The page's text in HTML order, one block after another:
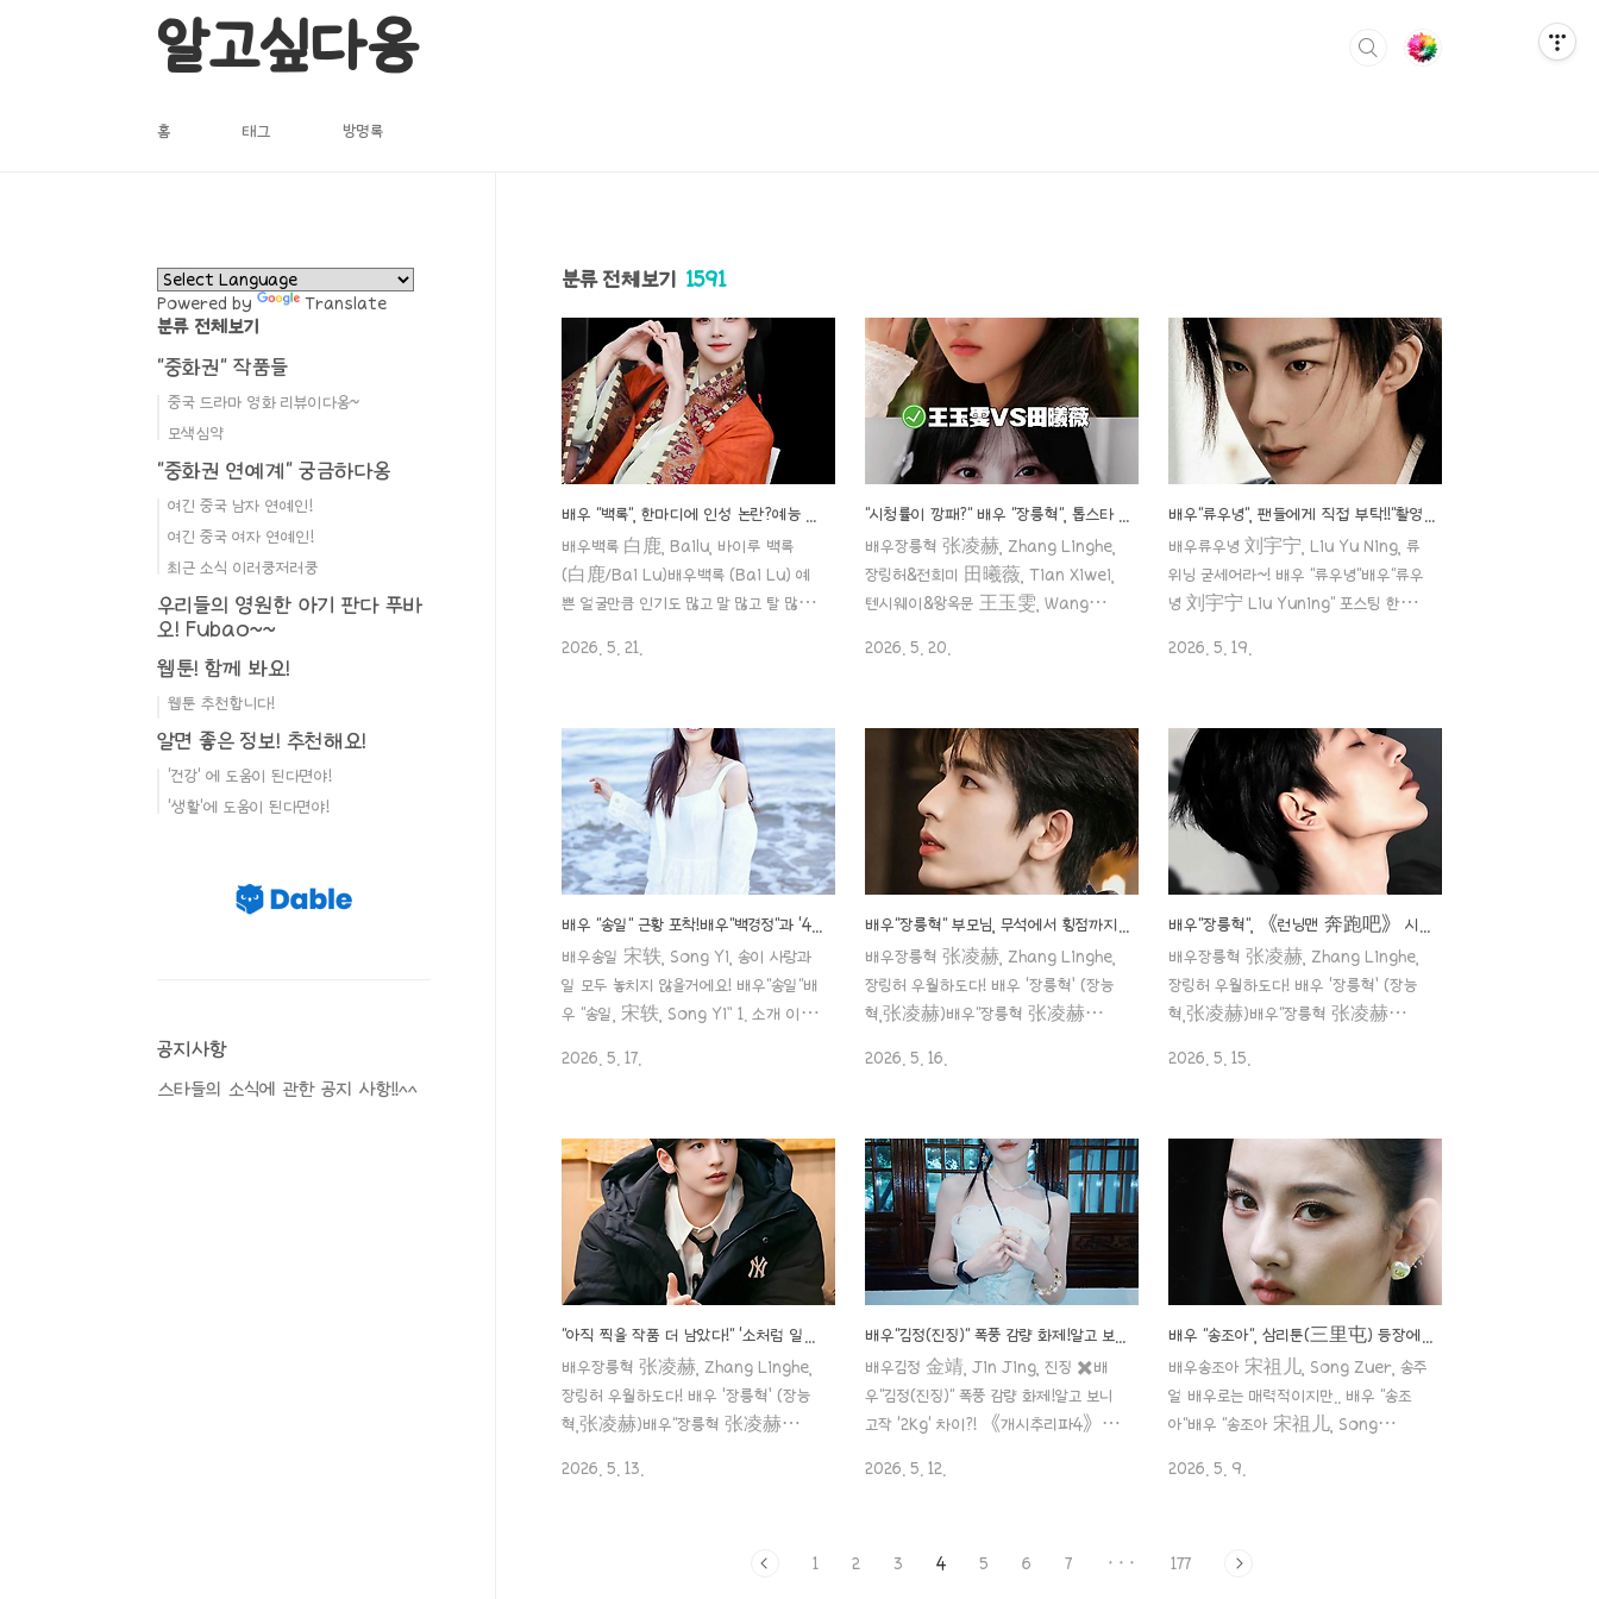
알고싶다옹
홈 태그 방명록
분류 전체보기 1591
배우백록 白鹿, Bailu, 바이루 백록
(白鹿/Bai Lu)배우백록 (Bai Lu) 예
쁜 얼굴만큼 인기도 많고 말 많고 탈 많고
팅을 시작합니다~!!우선, 기본적인 소개
"백록", 한마디에 인성 논란? 예능 태도부
터 연기·광고 이슈까지 파문 확산!! 배우
"백록", 장릉혁 배우 때문에 《축옥 : 옥
을 찾아서 逐玉》 을 거절했다고요?!뜻
밖의 주인공배우백록 白鹿, Bailu, 바
이루 백록 (白鹿/Bai Lu)배우백록
(Bai Lu) 예쁜 얼굴만큼 인기도 많고 말
많고 탈 많고 이슈가 참 많은~배우 백록
에 관한 포스팅을 시작합니다~!!우선, 기
본적인 소개부터, ..
2026. 5. 21.
배우장릉혁 张凌赫, Zhang Linghe,
장링허&전희미 田曦薇, Tian Xiwei,
텐시웨이&왕옥문 王玉雯, Wang
혁’ (장능혁,张凌赫)배우"장릉혁 张凌
었어도 ‘엄친아’라는 타이틀을 썼을텐데
말이죠..일단, 창란결에서 라이징 스타로
떴는데,열애aaa888000.com 맑음과
청순 그 어딘가쯤. 배우 "전희미"전희미
(田曦薇 , Tian xiwei) 인형처럼 예
쁜 미모에 상큼함까지 장착한 배우 "전희
미" 중드 "경경일상" 에서 순수함과 귀여
움으로 제 머릿속에 각인이 되었는데요,
그런 그녀에 대한 포스팅! 시작할
aaa888000.com 대기만성형 배
2026. 5. 20.
배우류우녕 刘宇宁, Liu Yu Ning, 류
위닝 굳세어라~! 배우 "류우녕"배우"류우
녕 刘宇宁 Liu Yuning" 포스팅 한다
안정적으로 계속 잘 올라오고 있죠?상대
aaa888000.com ✖️배우"류우녕",
팬들에게 직접 부탁!! “촬영장 따라오지
말아 주세요” 배우 "송조아", 열애설은 급
하게 부인했지만... '비밀 부계정'은 침
묵?!배우"류우녕"과의 묘한 기배우송조아
宋祖儿, Song Zuer, 송주얼& 류우녕
刘宇宁, Liu Yu Ning, 류위닝 배우로
는 매력적이지만.. 배우 "송조아"배우 "송
조아 宋祖儿, Song Zu'er" 제가 이
배우는.. 이제 은퇴한 게 아닌가..
2026. 5. 19.
배우송일 宋轶, Song Yi, 송이 사랑과
일 모두 놓치지 않을거에요! 배우"송일"배
우 “송일, 宋轶, Song Yi” 1. 소개 이름:
월 31일 / 후베이성 징먼시 별자리: 전갈
속:aaa888000.com ✖️배우 "송일"
근황 포착! 배우"백경정"과 '4년 열애'는
결국 미스터리로.. 배우"송일", 결혼 재촉
하다가 결국 결별? 배우"백경정"과의 씁
쓸한 엔딩..ㄷㄷ배우백경정 白敬亭, Bai
Jingting, 바이징팅&송일 宋轶,
Song Yi, 송이 뽀얀 피부에 퓨어한 마스
크, 배우"백경정"배우 "백경정 白敬亭"
"Bai Jingting" 세상 ..
2026. 5. 17.
배우장릉혁 张凌赫, Zhang Linghe,
장링허 우월하도다! 배우 ‘장릉혁’ (장능
혁,张凌赫)배우"장릉혁 张凌赫
타이틀 참 씁쓸하네요.열애설만 아니었
는데,열애aaa888000.com ✖️배
우"장릉혁" 부모님, 무석에서 횡점까지
200km 특송!"강소·절강·상해(江浙
沪) 스타들이 사랑받는 특별한 방식" 배
우"장릉혁", 《런닝맨 奔跑吧》 시즌
15 합류설?"한 글자로 정리된 가짜 뉴
스"배우장릉혁 张凌赫, Zhang
Linghe, 장링허 우월하도다! 배우 ‘장릉
혁’ (장능혁,张凌赫)배우"장릉혁 张凌
赫 Zhang linghe" 아.. 말을 하면서도
2026. 5. 16.
배우장릉혁 张凌赫, Zhang Linghe,
장링허 우월하도다! 배우 ‘장릉혁’ (장능
혁,张凌赫)배우"장릉혁 张凌赫
타이틀 참 씁쓸하네요.열애설만 아니었
는데,열애aaa888000.com ✖️배
우"장릉혁", 《런닝맨 奔跑吧》 시즌
15 합류설? "한 글자로 정리된 가짜 뉴스"
"아직 찍을 작품 더 남았다!" '소처럼 일하
는' 배우 "장릉혁", 꽉 찬 스케줄에 팬들
기대감 폭발!!배우장릉혁 张凌赫,
Zhang Linghe, 장링허 우월하도다! 배
우 ‘장릉혁’ (장능혁,张凌赫)배우"장릉
혁 张凌赫 Zhang linghe" 아.. 말을
하면서도 이 타이틀 참 씁쓸하네..
2026. 5. 15.
배우장릉혁 张凌赫, Zhang Linghe,
장링허 우월하도다! 배우 ‘장릉혁’ (장능
혁,张凌赫)배우"장릉혁 张凌赫
타이틀 참 씁쓸하네요.열애설만 아니었
는데,열애aaa888000.com ✖️ "아직
2026. 5. 13.
배우김정 金靖, Jin Jing, 진징 ✖️배
우"김정(진징)" 폭풍 감량 화제!알고 보니
고작 '2kg' 차이?! 《개시추리파4》 대
간 검색어 장악!《개시추리파 4》 대반
理吧2" 사진 &영상 x "비판을 받고 있
2026. 5. 12.
배우송조아 宋祖儿, Song Zuer, 송주
얼 배우로는 매력적이지만.. 배우 "송조
아"배우 "송조아 宋祖儿, Song
아닌가.. 싶어서 포스팅할 계획이 없었는
꾸만 이aaa888000.com ✖️ 배우 "송
2026. 5. 9.
1 2 3 4 5 6 7 ··· 177
Powered by Translate
분류 전체보기
"중화권" 작품들
중국 드라마 영화 리뷰이다옹~
모색심약
"중화권 연예계" 궁금하다옹
여긴 중국 남자 연예인!
여긴 중국 여자 연예인!
최근 소식 이러쿵저러쿵
우리들의 영원한 아기 판다 푸바
오! Fubao~~
웹툰! 함께 봐요!
웹툰 추천합니다!
알면 좋은 정보! 추천해요!
'건강' 에 도움이 된다면야!
'생활'에 도움이 된다면야!
공지사항
스타들의 소식에 관한 공지 사항!!^^